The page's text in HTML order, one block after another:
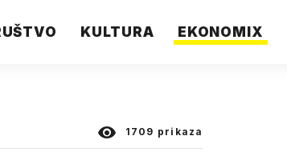
KULTURA EKONOMIX
1709 prikaza